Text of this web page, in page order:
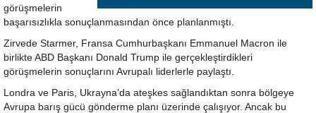
görüşmelerin
başarısızlıkla sonuçlanmasından önce planlanmıştı.
Zirvede Starmer, Fransa Cumhurbaşkanı Emmanuel Macron ile
birlikte ABD Başkanı Donald Trump ile gerçekleştirdikleri
görüşmelerin sonuçlarını Avrupalı liderlerle paylaştı.
Londra ve Paris, Ukrayna’da ateşkes sağlandıktan sonra bölgeye
Avrupa barış gücü gönderme planı üzerinde çalışıyor. Ancak bu